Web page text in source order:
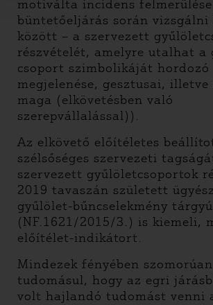
motiválta incidens felmerülése
büntetőeljárás során vizsgálni
között – a szervezett
részvételét, amelyre utalhat a
csoport szimbolikáját hordozó
megjelenése, gesztusai, illetve
maga (elkövetésben való
szerepvállalással)).
Az elkövető előítéletes
szélsőséges szervezeti
szervezett gyűlöletcsoportok
2019 tavaszán született
gyűlölet-bűncselekmény
(NF.1621/2015/3.) is kiemeli,
előítélet-indikátort.
Mindezek fényében
tudomásul, hogy az egri
volt hajlandó tudomást venni